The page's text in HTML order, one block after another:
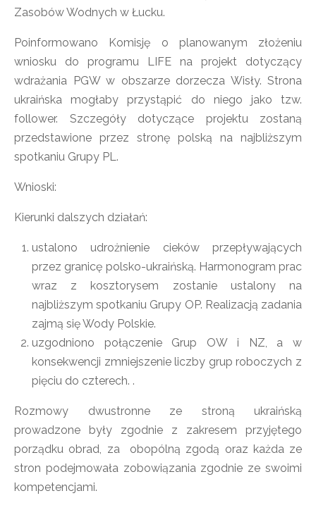
Zasobów Wodnych w Łucku.
Poinformowano Komisję o planowanym złożeniu
wniosku do programu LIFE na projekt dotyczący
wdrażania PGW w obszarze dorzecza Wisły. Strona
ukraińska mogłaby przystąpić do niego jako tzw.
follower. Szczegóły dotyczące projektu zostaną
przedstawione przez stronę polską na najbliższym
spotkaniu Grupy PL.
Wnioski:
Kierunki dalszych działań:
ustalono udrożnienie cieków przepływających
przez granicę polsko-ukraińską. Harmonogram prac
wraz z kosztorysem zostanie ustalony na
najbliższym spotkaniu Grupy OP. Realizacją zadania
zajmą się Wody Polskie.
uzgodniono połączenie Grup OW i NZ, a w
konsekwencji zmniejszenie liczby grup roboczych z
pięciu do czterech. .
Rozmowy dwustronne ze stroną ukraińską
prowadzone były zgodnie z zakresem przyjętego
porządku obrad, za obopólną zgodą oraz każda ze
stron podejmowała zobowiązania zgodnie ze swoimi
kompetencjami.